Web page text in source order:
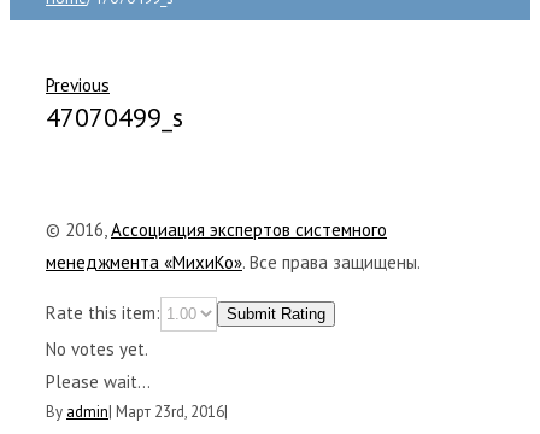
Previous
47070499_s
© 2016,Ассоциация экспертов системного
менеджмента «МихиКо». Все права защищены.
Rate this item: Submit Rating
No votes yet.
Please wait...
By admin| Март 23rd, 2016|